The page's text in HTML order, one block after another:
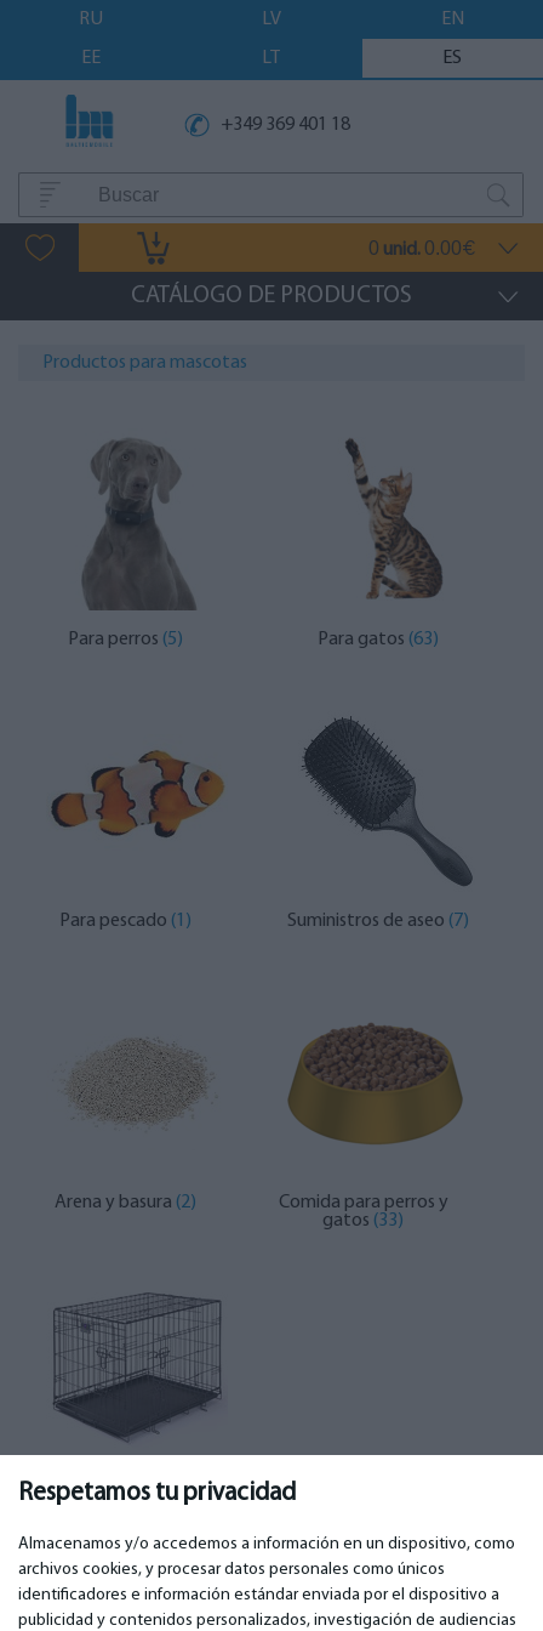
Respetamos tu privacidad
Almacenamos y/o accedemos a información en un dispositivo, como
archivos cookies, y procesar datos personales como únicos
identificadores e información estándar enviada por el dispositivo a
publicidad y contenidos personalizados, investigación de audiencias
RU LV
EN
EE
LT ES
+349 369 401 18
0 unid. 0.00€
CATÁLOGO DE PRODUCTOS
Productos para mascotas
Para perros (5) Para gatos (63)
Para pescado (1) Suministros de aseo (7)
Arena y basura (2)
Comida para perros y
gatos (33)
Lemmikloomade
puurid ja kandjad(1)
IMPORTANTE CONTACTOS